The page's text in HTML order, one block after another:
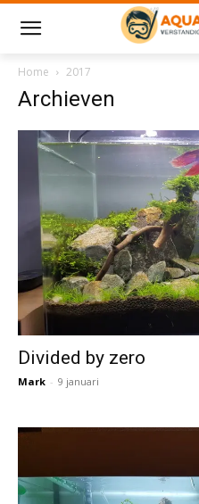
Home 2017
Archieven
Divided by zero
Mark - 9 januari